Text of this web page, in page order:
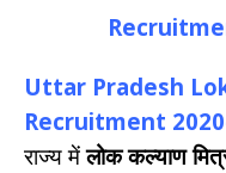
Uttar Pradesh
Recruitment
राज्य मेंलोक कल्याण